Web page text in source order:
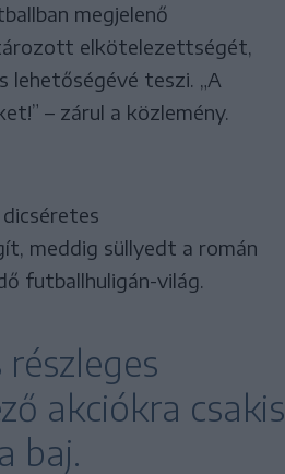
megjelenő
elkötelezettségét,
teszi. „A
– zárul a közlemény.
meddig süllyedt a román
futballhuligán-világ.
akciókra csakis
baj.